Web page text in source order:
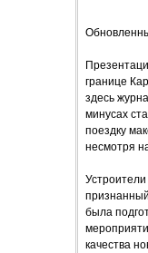
границе
здесь
минусах
поездку
несмотря
была
качества